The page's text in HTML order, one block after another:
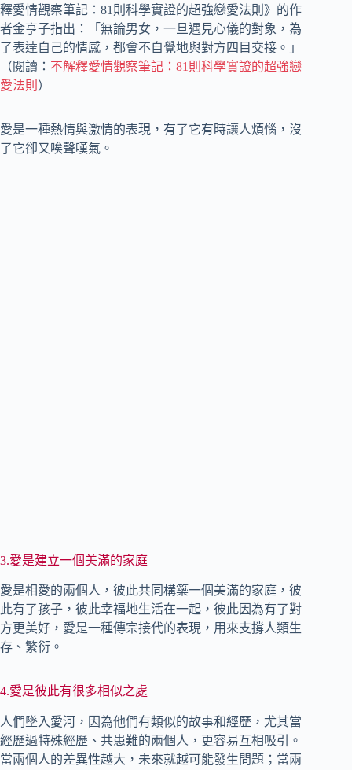
釋愛情觀察筆記：81則科學實證的超強戀愛法則》的作
者金亨子指出：「無論男女，一旦遇見心儀的對象，為
了表達自己的情感，都會不自覺地與對方四目交接。」
（閱讀： 不解釋愛情觀察筆記：81則科學實證的超強戀
愛法則 ）
愛是一種熱情與激情的表現，有了它有時讓人煩惱，沒
了它卻又唉聲嘆氣。
3.愛是建立一個美滿的家庭
愛是相愛的兩個人，彼此共同構築一個美滿的家庭，彼
此有了孩子，彼此幸福地生活在一起，彼此因為有了對
方更美好，愛是一種傳宗接代的表現，用來支撐人類生
存、繁衍。
4.愛是彼此有很多相似之處
人們墜入愛河，因為他們有類似的故事和經歷，尤其當
經歷過特殊經歷、共患難的兩個人，更容易互相吸引。
當兩個人的差異性越大，未來就越可能發生問題；當兩